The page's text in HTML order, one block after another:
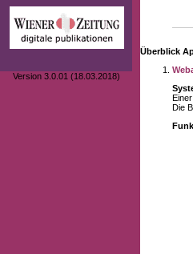
Version 3.0.01 (18.03.2018)
Überblick
Die